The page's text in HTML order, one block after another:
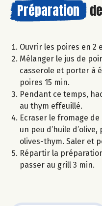
Préparation
Ouvrir les poires en 2
Mélanger le jus de
casserole et porter à
poires 15 min.
Pendant ce temps,
au thym effeuillé.
Ecraser le fromage
un peu d’huile
olives-thym. Saler et
Répartir la
passer au grill 3 min.